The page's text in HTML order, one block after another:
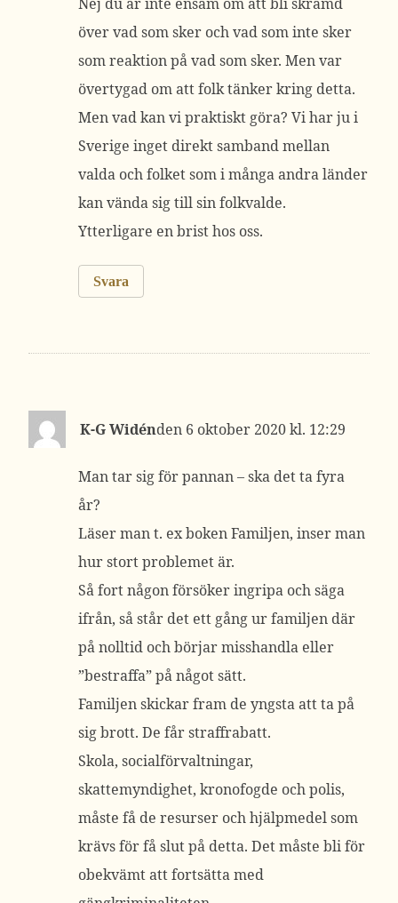
över vad som sker och vad som inte sker
som reaktion på vad som sker. Men var
övertygad om att folk tänker kring detta.
Men vad kan vi praktiskt göra? Vi har ju i
Sverige inget direkt samband mellan
valda och folket som i många andra länder
kan vända sig till sin folkvalde.
Ytterligare en brist hos oss.
Svara
K-G Widén 6 oktober 2020 kl. 12:29
Man tar sig för pannan – ska det ta fyra
år?
Läser man t. ex boken Familjen, inser man
hur stort problemet är.
Så fort någon försöker ingripa och säga
ifrån, så står det ett gång ur familjen där
på nolltid och börjar misshandla eller
”bestraffa” på något sätt.
Familjen skickar fram de yngsta att ta på
sig brott. De får straffrabatt.
Skola, socialförvaltningar,
skattemyndighet, kronofogde och polis,
måste få de resurser och hjälpmedel som
krävs för få slut på detta. Det måste bli för
obekvämt att fortsätta med